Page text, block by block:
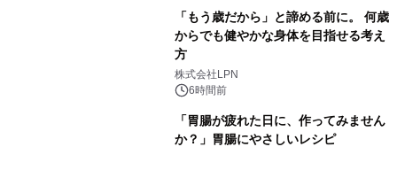
「もう歳だから」と諦める前に。 何歳
からでも健やかな身体を目指せる考え
方
株式会社LPN
6時間前
「胃腸が疲れた日に、作ってみません
か？」胃腸にやさしいレシピ